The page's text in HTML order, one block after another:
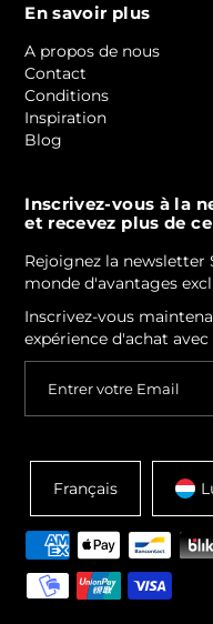
En savoir plus
A propos de nous
Contact
Conditions
Inspiration
Blog
Inscrivez-vous à la
et recevez plus de
Rejoignez la newsletter
monde d'avantages
Inscrivez-vous
expérience d'achat avec
Français